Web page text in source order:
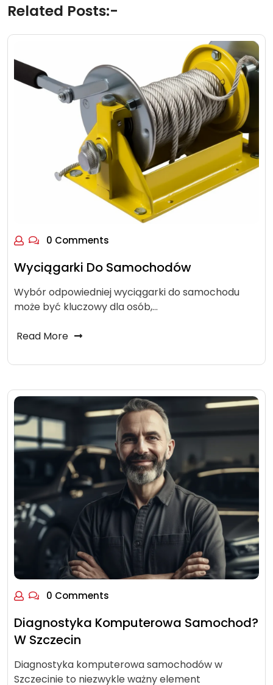
Related Posts:-
0 Comments
Wyciągarki Do Samochodów
Wybór odpowiedniej wyciągarki do samochodu
może być kluczowy dla osób,…
Read More
0 Comments
Diagnostyka Komputerowa Samochod?
W Szczecin
Diagnostyka komputerowa samochodów w
Szczecinie to niezwykle ważny element